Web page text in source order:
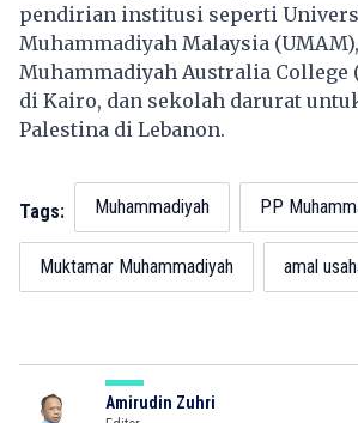
pendirian institusi seperti
Muhammadiyah Malaysia (UMAM),
Muhammadiyah Australia College
di Kairo, dan sekolah darurat
Palestina di Lebanon.
Tags: Muhammadiyah PP
Muktamar Muhammadiyah amal
Amirudin Zuhri